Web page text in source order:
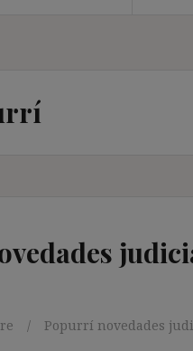
Popurrí novedades